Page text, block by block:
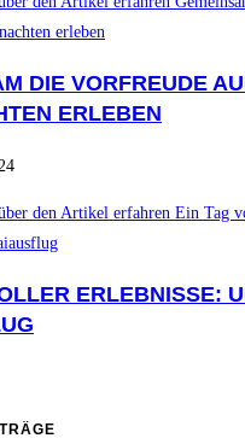
DIE VORFREUDE
ERLEBEN
ERLEBNISSE: